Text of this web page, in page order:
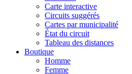
Carte interactive
Circuits suggérés
Cartes par municipalité
État du circuit
Tableau des distances
Boutique
Homme
Femme